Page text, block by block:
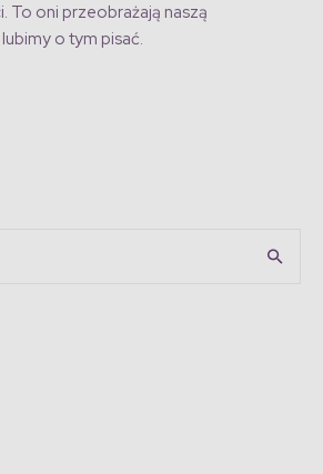
To oni przeobrażają naszą
o tym pisać.